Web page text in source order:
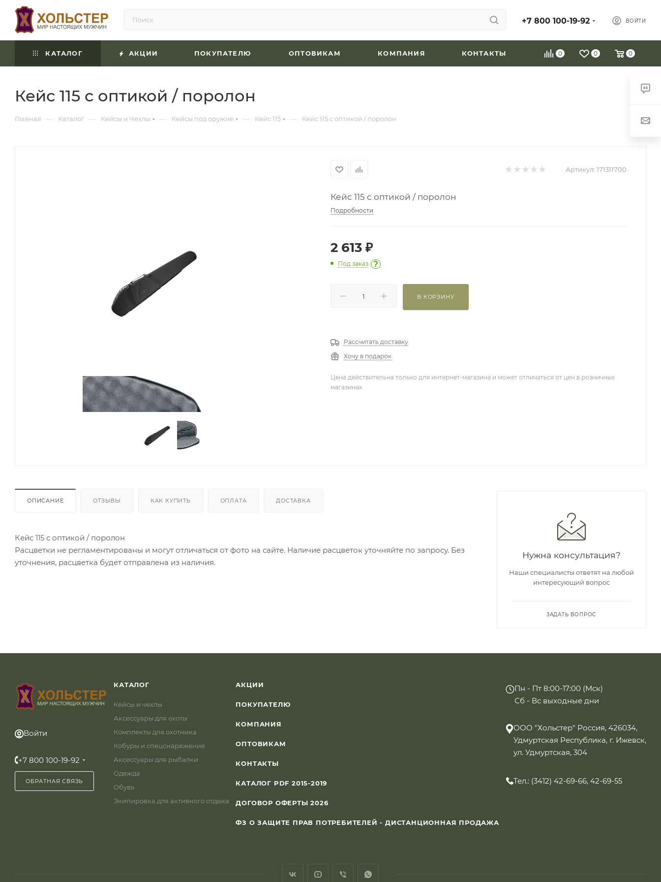
+7 800 100-19-92 ВОЙТИ
0 0 0
КАТАЛОГ АКЦИИ ПОКУПАТЕЛЮ ОПТОВИКАМ КОМПАНИЯ КОНТАКТЫ
Кейс 115 с оптикой / поролон
Главная — Каталог — Кейсы и Чехлы — Кейсы под оружие — Кейс 115 — Кейс 115 с оптикой / поролон
Артикул: 171311700
Кейс 115 с оптикой / поролон
Подробности
2 613 ₽
Под заказ ?
В КОРЗИНУ
Рассчитать доставку
Хочу в подарок
Цена действительна только для интернет-магазина и может отличаться от цен в розничных
магазинах
ОПИСАНИЕ ОТЗЫВЫ КАК КУПИТЬ ОПЛАТА ДОСТАВКА
Кейс 115 с оптикой / поролон
Расцветки не регламентированы и могут отличаться от фото на сайте. Наличие расцветок уточняйте по запросу. Без
уточнения, расцветка будет отправлена из наличия.
Нужна консультация?
Наши специалисты ответят на любой
интересующий вопрос
ЗАДАТЬ ВОПРОС
Войти
+7 800 100-19-92
ОБРАТНАЯ СВЯЗЬ
КАТАЛОГ
Кейсы и чехлы
Аксессуары для охоты
Комплекты для охотника
Кобуры и спецснаряжение
Аксессуары для рыбалки
Одежда
Обувь
Экипировка для активного отдыха
АКЦИИ
ПОКУПАТЕЛЮ
КОМПАНИЯ
ОПТОВИКАМ
КОНТАКТЫ
КАТАЛОГ PDF 2015-2019
ДОГОВОР ОФЕРТЫ 2026
ФЗ О ЗАЩИТЕ ПРАВ ПОТРЕБИТЕЛЕЙ - ДИСТАНЦИОННАЯ ПРОДАЖА
Пн - Пт 8:00-17:00 (Мск)
Сб - Вс выходные дни
ООО "Хольстер" Россия, 426034,
Удмуртская Республика, г. Ижевск,
ул. Удмуртская, 304
Тел.: (3412) 42-69-66, 42-69-55